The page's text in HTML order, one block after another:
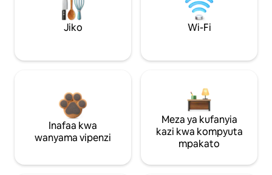
Jiko Wi-Fi
Inafaa kwa
wanyama vipenzi
Meza ya kufanyia
kazi kwa kompyuta
mpakato